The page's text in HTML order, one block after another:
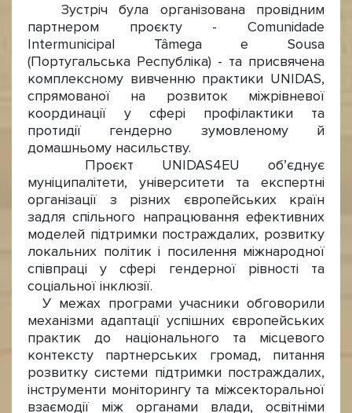
Зустріч була організована провідним
партнером проєкту - Comunidade
Intermunicipal Tâmega e Sousa
(Португальська Республіка) - та присвячена
комплексному вивченню практики UNIDAS,
спрямованої на розвиток міжрівневої
координації у сфері профілактики та
протидії гендерно зумовленому й
домашньому насильству.
Проєкт UNIDAS4EU об’єднує
муніципалітети, університети та експертні
організації з різних європейських країн
задля спільного напрацювання ефективних
моделей підтримки постраждалих, розвитку
локальних політик і посилення міжнародної
співпраці у сфері гендерної рівності та
соціальної інклюзії.
У межах програми учасники обговорили
механізми адаптації успішних європейських
практик до національного та місцевого
контексту партнерських громад, питання
розвитку системи підтримки постраждалих,
інструменти моніторингу та міжсекторальної
взаємодії між органами влади, освітніми